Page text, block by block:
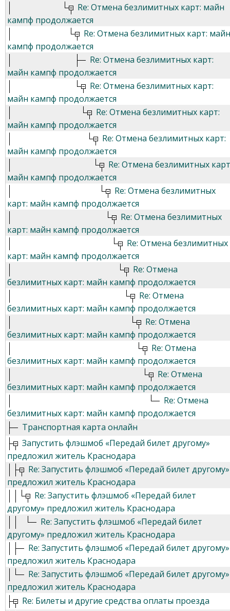
Re: Отмена безлимитных карт: майн
кампф продолжается
Re: Отмена безлимитных карт: майн
кампф продолжается
Re: Отмена безлимитных карт:
майн кампф продолжается
Re: Отмена безлимитных карт:
майн кампф продолжается
Re: Отмена безлимитных карт:
майн кампф продолжается
Re: Отмена безлимитных карт:
майн кампф продолжается
Re: Отмена безлимитных
майн кампф продолжается
Re: Отмена безлимитных
карт: майн кампф продолжается
Re: Отмена безлимитных
карт: майн кампф продолжается
Re: Отмена безлимитных
карт: майн кампф продолжается
Re: Отмена
безлимитных карт: майн кампф продолжается
Re: Отмена
безлимитных карт: майн кампф продолжается
Re: Отмена
безлимитных карт: майн кампф продолжается
Re: Отмена
безлимитных карт: майн кампф продолжается
Re: Отмена
безлимитных карт: майн кампф продолжается
Re: Отмена
безлимитных карт: майн кампф продолжается
Транспортная карта онлайн
Запустить флэшмоб «Передай билет другому»
предложил житель Краснодара
Re: Запустить флэшмоб «Передай билет другому»
предложил житель Краснодара
Re: Запустить флэшмоб «Передай билет
другому» предложил житель Краснодара
Re: Запустить флэшмоб «Передай билет
другому» предложил житель Краснодара
Re: Запустить флэшмоб «Передай билет другому»
предложил житель Краснодара
Re: Запустить флэшмоб «Передай билет другому»
предложил житель Краснодара
Re: Билеты и другие средства оплаты проезда